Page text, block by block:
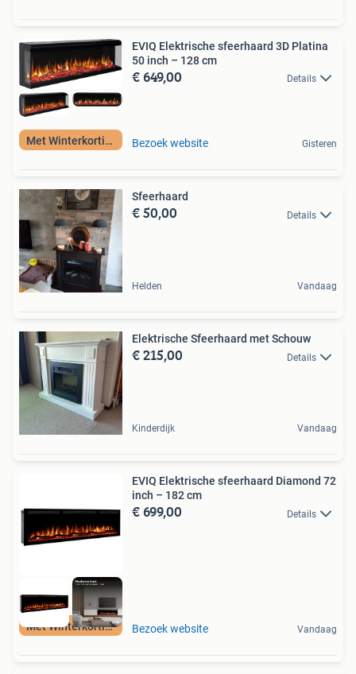
Met Winterkorting
EVIQ Elektrische sfeerhaard 3D Platina
50 inch – 128 cm
€ 649,00 Details
Bezoek website Gisteren
Sfeerhaard
€ 50,00 Details
Helden Vandaag
Elektrische Sfeerhaard met Schouw
€ 215,00 Details
Kinderdijk Vandaag
Met Winterkorting
EVIQ Elektrische sfeerhaard Diamond 72
inch – 182 cm
€ 699,00 Details
Bezoek website Vandaag